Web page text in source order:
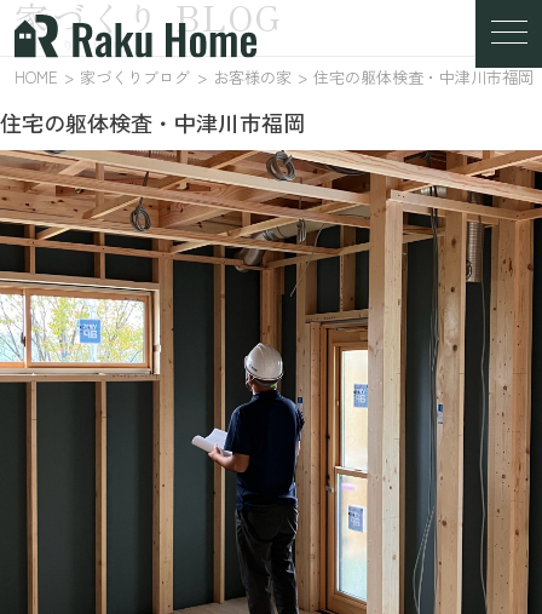
家づくりブログ
家づくり BLOG
HOME 家づくりブログ お客様の家 住宅の躯体検査・中津川市福岡
住宅の躯体検査・中津川市福岡